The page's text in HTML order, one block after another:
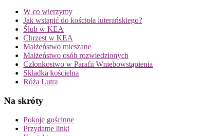
W co wierzymy
Jak wstąpić do kościoła luterańskiego?
Ślub w KEA
Chrzest w KEA
Małżeństwo mieszane
Małżeństwo osób rozwiedzionych
Członkostwo w Parafii Wniebowstąpienia
Składka kościelna
Róża Lutra
Na skróty
Pokoje gościnne
Przydatne linki